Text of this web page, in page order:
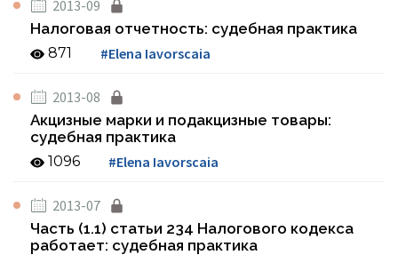
2013-09
Налоговая отчетность: судебная практика
871 #Elena Iavorscaia
2013-08
Акцизные марки и подакцизные товары:
судебная практика
1096 #Elena Iavorscaia
2013-07
Часть (1.1) статьи 234 Налогового кодекса
работает: судебная практика